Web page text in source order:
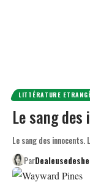
LITTÉRATURE
Le sang des
Le sang des
Par